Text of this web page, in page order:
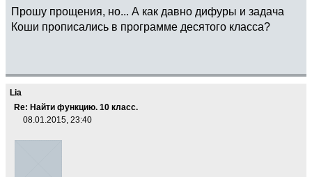
Прошу прощения, но... А как давно дифуры и задача
Коши прописались в программе десятого класса?
Lia
Re: Найти функцию. 10 класс.
08.01.2015, 23:40